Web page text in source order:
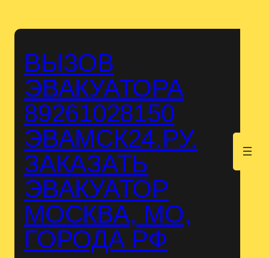
ВЫЗОВ
ЭВАКУАТОРА
89261028150
ЭВАМСК24.РУ.
ЗАКАЗАТЬ
ЭВАКУАТОР
МОСКВА, МО,
ГОРОДА РФ